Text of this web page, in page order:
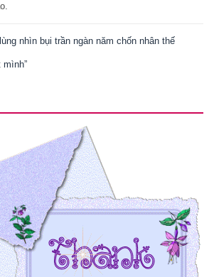
nhìn bụi trần ngàn năm chốn nhân thế
mình”